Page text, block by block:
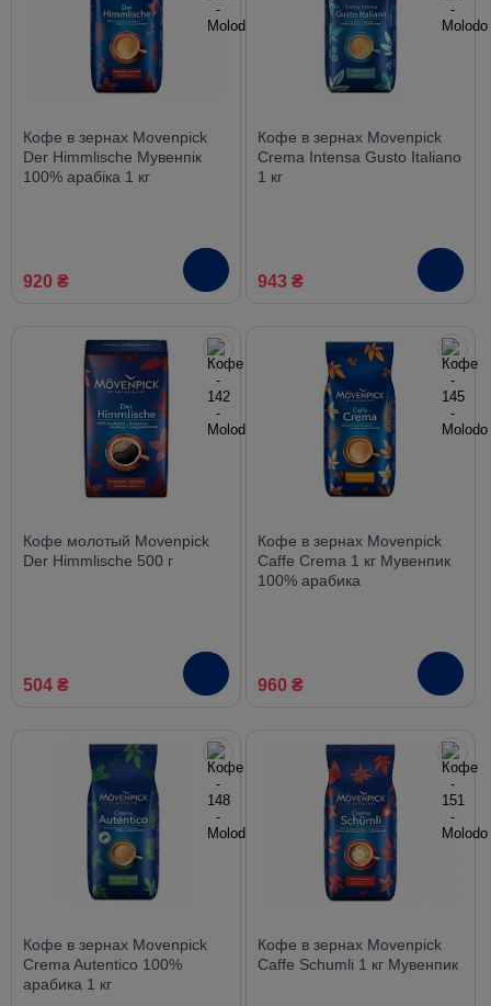
Кофе в зернах Movenpick
Der Himmlische Мувенпік
100% арабіка 1 кг
920 ₴
Кофе в зернах Movenpick
Crema Intensa Gusto Italiano
1 кг
943 ₴
Кофе молотый Movenpick
Der Himmlische 500 г
504 ₴
Кофе в зернах Movenpick
Caffe Crema 1 кг Мувенпик
100% арабика
960 ₴
Кофе в зернах Movenpick
Crema Autentico 100%
арабика 1 кг
Кофе в зернах Movenpick
Caffe Schumli 1 кг Мувенпик